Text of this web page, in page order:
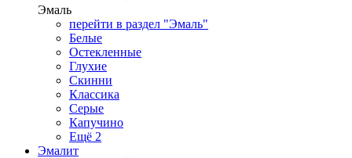
Эмаль
перейти в раздел "Эмаль"
Белые
Остекленные
Глухие
Скинни
Классика
Серые
Капучино
Ещё 2
Эмалит